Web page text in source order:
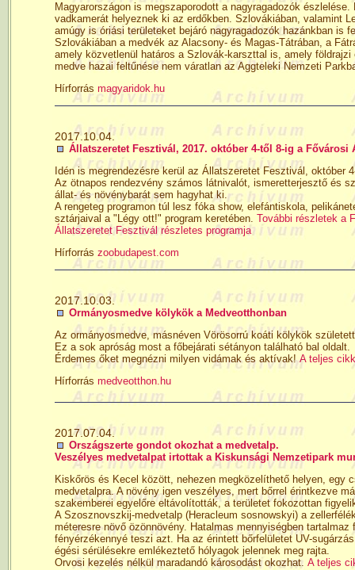
Magyarországon is megszaporodott a nagyragadozók
vadkamerát helyeznek ki az erdőkben. Szlovákiában, valamint
amúgy is óriási területeket bejáró nagyragadozók hazánkban is
Szlovákiá­ban a medvék az Alacsony- és Magas-Tátrában, a
amely közvetlenül határos a Szlovák-karszttal is, amely
medve hazai feltűnése nem váratlan az Aggteleki Nemzeti
Hírforrás magyaridok.hu
2017.10.04.
Állatszeretet Fesztivál, 2017. október 4-től 8-ig a Fővárosi
Idén is megrendezésre kerül az Állatszeretet Fesztivál, október
Az ötnapos rendezvény számos látnivalót, ismeretterjesztő és
állat- és növénybarát sem hagyhat ki.
A rengeteg programon túl lesz fóka show, elefántiskola,
sztárjaival a "Légy ott!" program keretében. További részletek a
Állatszeretet Fesztivál részletes programja
Hírforrás zoobudapest.com
2017.10.03.
Ormányosmedve kölykök a Medveotthonban
Az ormányosmedve, másnéven Vörösorrú koáti kölykök
Ez a sok apróság most a főbejárati sétányon található bal oldalt.
Érdemes őket megnézni milyen vidámak és aktívak!A teljes
Hírforrás medveotthon.hu
2017.07.04.
Országszerte gondot okozhat a medvetalp.
Veszélyes medvetalpat irtottak a Kiskunsági Nemzetipark
Kiskőrös és Kecel között, nehezen megközelíthető helyen, egy
medvetalpra. A növény igen veszélyes, mert bőrrel érintkezve
szakemberei egyelőre eltávolították, a területet fokozottan
A Szosznovszkij-medvetalp (Heracleum sosnowskyi) a
méteresre növő özönnövény. Hatalmas mennyiségben
fényérzékennyé teszi azt. Ha az érintett bőrfelületet UV-
égési sérülésekre emlékeztető hólyagok jelennek meg rajta.
Orvosi kezelés nélkül maradandó károsodást okozhat. A teljes